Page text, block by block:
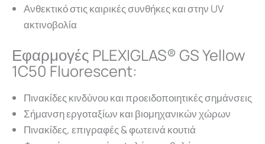
Ανθεκτικό στις καιρικές συνθήκες και στην UV
ακτινοβολία
Εφαρμογές PLEXIGLAS® GS Yellow
1C50 Fluorescent:
Πινακίδες κινδύνου και προειδοποιητικές σημάνσεις
Σήμανση εργοταξίων και βιομηχανικών χώρων
Πινακίδες, επιγραφές & φωτεινά κουτιά